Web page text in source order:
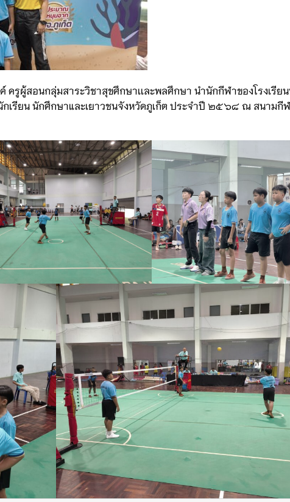
ผู้สอนกลุ่มสาระวิชาสุขศึกษาเเละพลศึกษา นำนักกีฬาของโรงเรียน
กเรียน นักศึกษาและเยาวชนจังหวัดภูเก็ต ประจำปี ๒๕๖๘ ณ สนามกี